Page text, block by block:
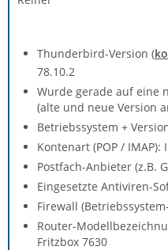
Thunderbird-Version (
78.10.2
Wurde gerade auf eine
(alte und neue Version
Betriebssystem +
Kontenart (POP / IMAP):
Postfach-Anbieter (z.B.
Eingesetzte Antiviren-
Firewall
Router-
Fritzbox 7630